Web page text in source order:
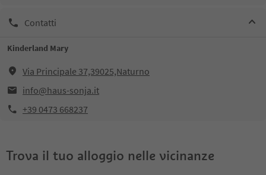
Contatti
Kinderland Mary
Via Principale 37,39025,Naturno
info@haus-sonja.it
+39 0473 668237
Trova il tuo alloggio nelle vicinanze